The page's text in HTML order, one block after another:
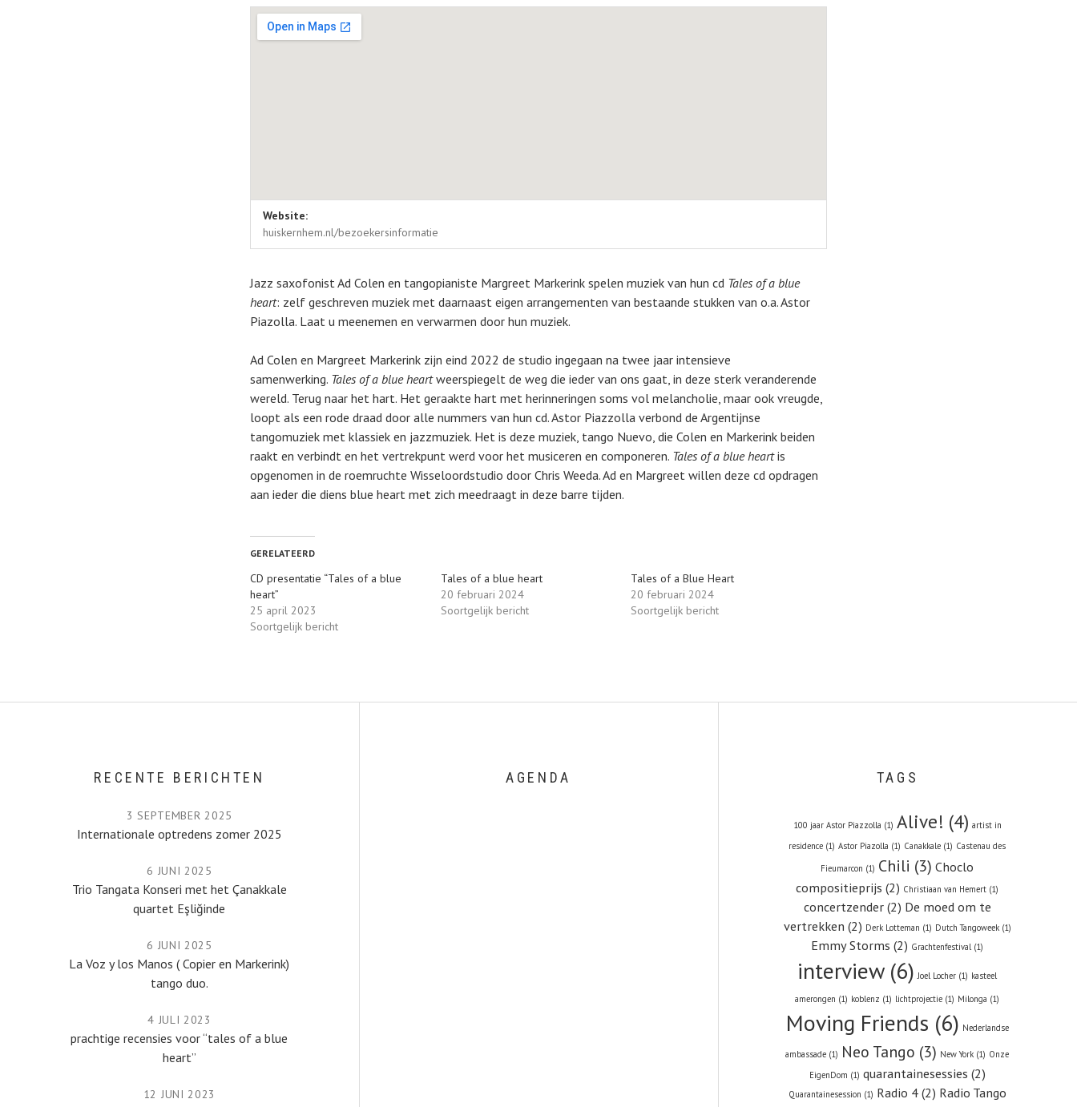
Locatie details
Adres
Huis kernhem Kernhemseweg 7
Ede,Nederland 6718 ZB
Website:
huiskernhem.nl/bezoekersinformatie
Jazz saxofonist Ad Colen en tangopianiste Margreet Markerink spelen muziek van hun cd Tales of a blue
heart: zelf geschreven muziek met daarnaast eigen arrangementen van bestaande stukken van o.a. Astor
Piazolla. Laat u meenemen en verwarmen door hun muziek.
Ad Colen en Margreet Markerink zijn eind 2022 de studio ingegaan na twee jaar intensieve
samenwerking. Tales of a blue heartweerspiegelt de weg die ieder van ons gaat, in deze sterk veranderende
wereld. Terug naar het hart. Het geraakte hart met herinneringen soms vol melancholie, maar ook vreugde,
loopt als een rode draad door alle nummers van hun cd. Astor Piazzolla verbond de Argentijnse
tangomuziek met klassiek en jazzmuziek. Het is deze muziek, tango Nuevo, die Colen en Markerink beiden
raakt en verbindt en het vertrekpunt werd voor het musiceren en componeren. Tales of a blue heartis
opgenomen in de roemruchte Wisseloordstudio door Chris Weeda. Ad en Margreet willen deze cd opdragen
aan ieder die diens blue heart met zich meedraagt in deze barre tijden.
GERELATEERD
CD presentatie “Tales of a blue
heart”
25 april 2023
Soortgelijk bericht
Tales of a blue heart
20 februari 2024
Soortgelijk bericht
Tales of a Blue Heart
20 februari 2024
Soortgelijk bericht
RECENTE BERICHTEN
Internationale optredens zomer 2025
3 SEPTEMBER 2025
Trio Tangata Konseri met het Çanakkale
quartet Eşliğinde
6 JUNI 2025
La Voz y los Manos ( Copier en Markerink)
tango duo.
6 JUNI 2025
prachtige recensies voor “tales of a blue
heart”
4 JULI 2023
12 JUNI 2023
AGENDA TAGS
100 jaar Astor Piazzolla (1) Alive! (4) artist in
residence (1) Astor Piazolla (1) Canakkale (1) Castenau des
Fieumarcon (1) Chili (3) Choclo
compositieprijs (2) Christiaan van Hemert (1)
concertzender(2) De moed om te
vertrekken (2) Derk Lotteman (1) Dutch Tangoweek(1)
Emmy Storms (2) Grachtenfestival(1)
interview(6) Joel Locher (1) kasteel
amerongen (1) koblenz (1) lichtprojectie (1) Milonga (1)
Moving Friends (6) Nederlandse
ambassade (1) Neo Tango (3) New York (1) Onze
EigenDom (1) quarantainesessies (2)
Quarantainesession (1) Radio 4(2) Radio Tango